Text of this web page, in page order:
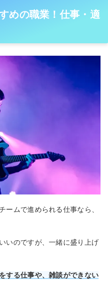
めの職業！仕事・適
ームで進められる仕事なら、
いのですが、一緒に盛り上げ
する仕事や、雑談ができない